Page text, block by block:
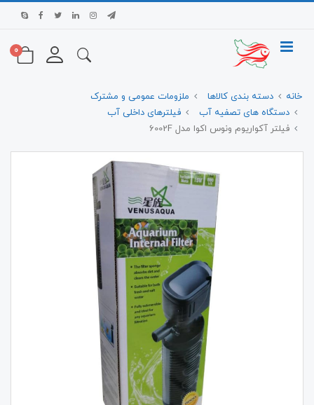
0
خانه دسته بندی کالاها
ملزومات عمومی و مشترک
دستگاه های تصفیه آب
فیلترهای داخلی آب
فیلتر آکواریوم ونوس اکوا مدل 6002F